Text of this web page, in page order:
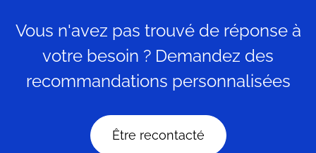
Vous n'avez pas trouvé de réponse à
votre besoin ? Demandez des
recommandations personnalisées
Être recontacté